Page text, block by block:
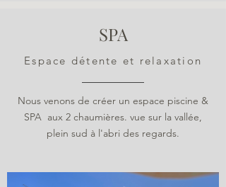
SPA
Espace détente et relaxation
Nous venons de créer un espace piscine &
SPA aux 2 chaumières. vue sur la vallée,
plein sud à l'abri des regards.